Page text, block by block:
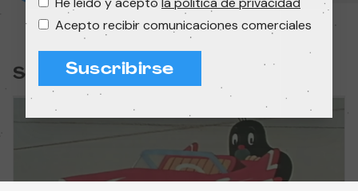
Sesión:
Acepto recibir comunicaciones comerciales
Suscribirse